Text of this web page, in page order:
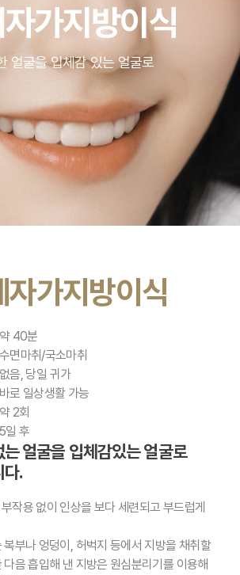
가지방이식
얼굴을 입체감 있는 얼굴로
자가지방이식
40분
수면마취/국소마취
없음, 당일 귀가
로 일상생활 가능
약 2회
5일 후
얼굴을 입체감있는 얼굴로
다.
작용 없이 인상을 보다 세련되고 부드럽게
부나 엉덩이, 허벅지 등에서 지방을 채취할
음 흡입해 낸 지방은 원심분리기를 이용해